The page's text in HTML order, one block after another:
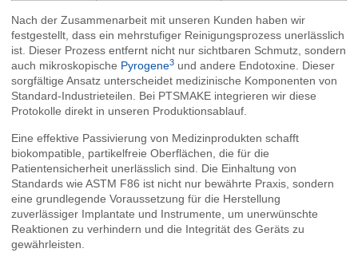
Nach der Zusammenarbeit mit unseren Kunden haben wir
festgestellt, dass ein mehrstufiger Reinigungsprozess unerlässlich
ist. Dieser Prozess entfernt nicht nur sichtbaren Schmutz, sondern
auch mikroskopische Pyrogene3 und andere Endotoxine. Dieser
sorgfältige Ansatz unterscheidet medizinische Komponenten von
Standard-Industrieteilen. Bei PTSMAKE integrieren wir diese
Protokolle direkt in unseren Produktionsablauf.
Eine effektive Passivierung von Medizinprodukten schafft
biokompatible, partikelfreie Oberflächen, die für die
Patientensicherheit unerlässlich sind. Die Einhaltung von
Standards wie ASTM F86 ist nicht nur bewährte Praxis, sondern
eine grundlegende Voraussetzung für die Herstellung
zuverlässiger Implantate und Instrumente, um unerwünschte
Reaktionen zu verhindern und die Integrität des Geräts zu
gewährleisten.